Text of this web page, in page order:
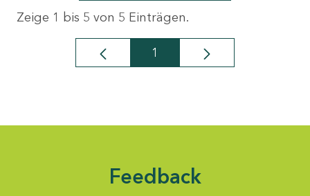
Zeige 1 bis 5 von 5 Einträgen.
Seite
1
Feedback